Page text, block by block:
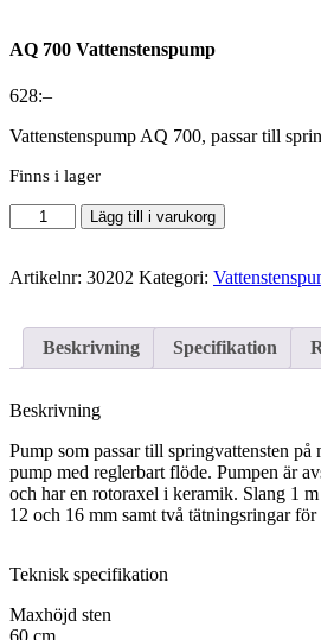
AQ 700 Vattenstenspump
628:–
Vattenstenspump AQ 700, passar till
Finns i lager
Antal Lägg till i varukorg
Artikelnr: 30202 Kategori:
Beskrivning Specifikation
Beskrivning
Pump som passar till springvattensten
pump med reglerbart flöde. Pumpen är
och har en rotoraxel i keramik. Slang 1
12 och 16 mm samt två tätningsringar för
Teknisk specifikation
Maxhöjd sten
60 cm